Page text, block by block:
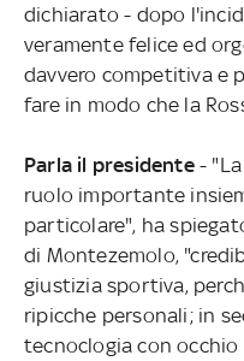
dichiarato - dopo
veramente felice ed
davvero competitiva e
fare in modo che la
Parla il presidente- "La
ruolo importante
particolare", ha
di Montezemolo,
giustizia sportiva,
ripicche personali; in
tecnoclogia con occhio